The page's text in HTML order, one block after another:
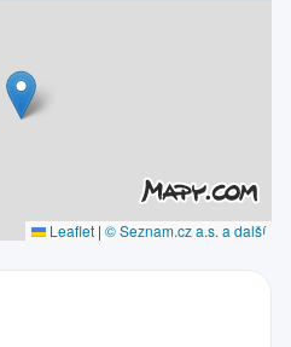
Leaflet | © Seznam.cz a.s. a další